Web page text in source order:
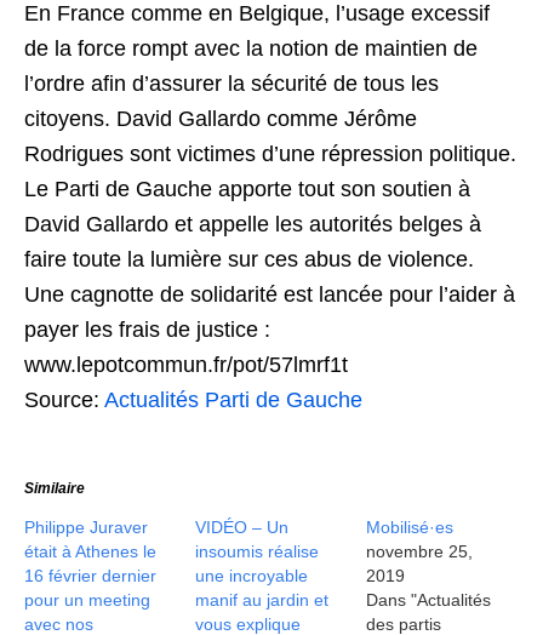
En France comme en Belgique, l’usage excessif
de la force rompt avec la notion de maintien de
l’ordre afin d’assurer la sécurité de tous les
citoyens. David Gallardo comme Jérôme
Rodrigues sont victimes d’une répression politique.
Le Parti de Gauche apporte tout son soutien à
David Gallardo et appelle les autorités belges à
faire toute la lumière sur ces abus de violence.
Une cagnotte de solidarité est lancée pour l’aider à
payer les frais de justice :
www.lepotcommun.fr/pot/57lmrf1t
Source: Actualités Parti de Gauche
Similaire
Philippe Juraver
était à Athenes le
16 février dernier
pour un meeting
avec nos
VIDÉO – Un
insoumis réalise
une incroyable
manif au jardin et
vous explique
Mobilisé·es
novembre 25,
2019
Dans "Actualités
des partis